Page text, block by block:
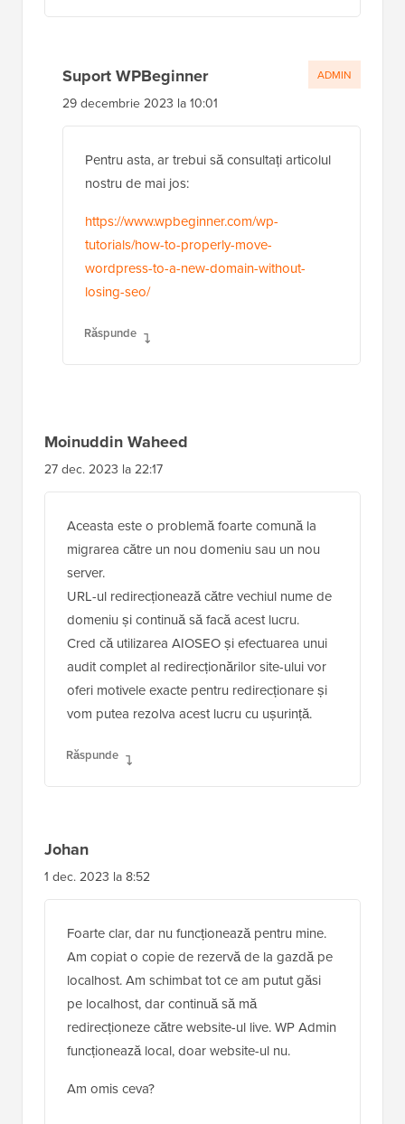
Suport WPBeginner
29 decembrie 2023 la 10:01
Pentru asta, ar trebui să consultați articolul
nostru de mai jos:
https://www.wpbeginner.com/wp-
tutorials/how-to-properly-move-
wordpress-to-a-new-domain-without-
losing-seo/
Răspunde
ADMIN
Moinuddin Waheed
27 dec. 2023 la 22:17
Aceasta este o problemă foarte comună la
migrarea către un nou domeniu sau un nou
server.
URL-ul redirecționează către vechiul nume de
domeniu și continuă să facă acest lucru.
Cred că utilizarea AIOSEO și efectuarea unui
audit complet al redirecționărilor site-ului vor
oferi motivele exacte pentru redirecționare și
vom putea rezolva acest lucru cu ușurință.
Răspunde
Johan
1 dec. 2023 la 8:52
Foarte clar, dar nu funcționează pentru mine.
Am copiat o copie de rezervă de la gazdă pe
localhost. Am schimbat tot ce am putut găsi
pe localhost, dar continuă să mă
redirecționeze către website-ul live. WP Admin
funcționează local, doar website-ul nu.
Am omis ceva?